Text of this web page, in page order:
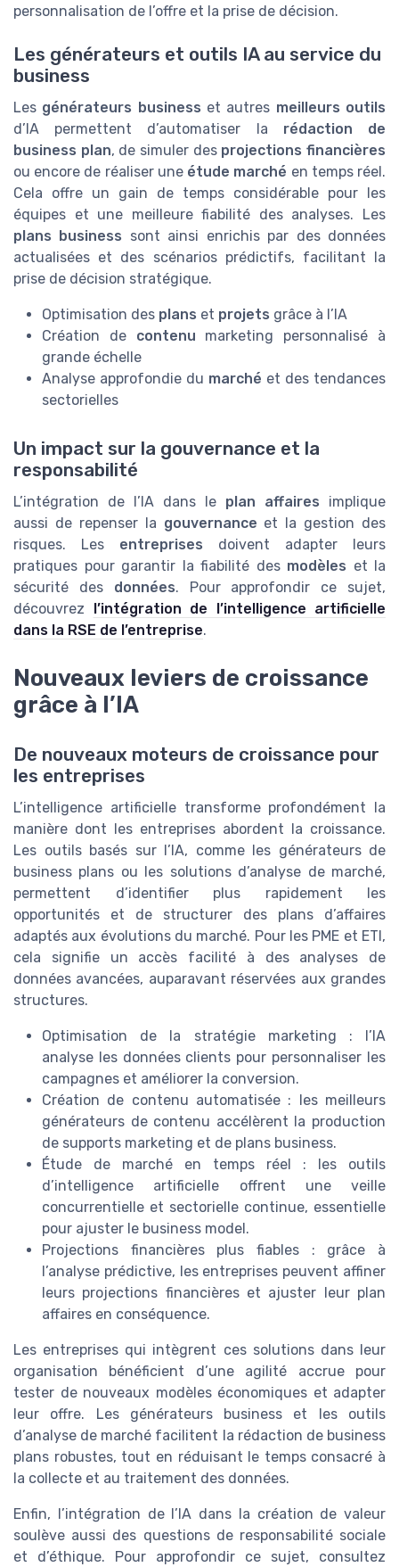
personnalisation de l’offre et la prise de décision.
Les générateurs et outils IA au service du
business
Les générateurs business et autres meilleurs outils
d’IA permettent d’automatiser la rédaction de
business plan, de simuler des projections financières
ou encore de réaliser une étude marché en temps réel.
Cela offre un gain de temps considérable pour les
équipes et une meilleure fiabilité des analyses. Les
plans business sont ainsi enrichis par des données
actualisées et des scénarios prédictifs, facilitant la
prise de décision stratégique.
Optimisation des plans et projets grâce à l’IA
Création de contenu marketing personnalisé à
grande échelle
Analyse approfondie du marché et des tendances
sectorielles
Un impact sur la gouvernance et la
responsabilité
L’intégration de l’IA dans le plan affaires implique
aussi de repenser la gouvernance et la gestion des
risques. Les entreprises doivent adapter leurs
pratiques pour garantir la fiabilité des modèles et la
sécurité des données. Pour approfondir ce sujet,
découvrez l’intégration de l’intelligence artificielle
dans la RSE de l’entreprise.
Nouveaux leviers de croissance
grâce à l’IA
De nouveaux moteurs de croissance pour
les entreprises
L’intelligence artificielle transforme profondément la
manière dont les entreprises abordent la croissance.
Les outils basés sur l’IA, comme les générateurs de
business plans ou les solutions d’analyse de marché,
permettent d’identifier plus rapidement les
opportunités et de structurer des plans d’affaires
adaptés aux évolutions du marché. Pour les PME et ETI,
cela signifie un accès facilité à des analyses de
données avancées, auparavant réservées aux grandes
structures.
Optimisation de la stratégie marketing : l’IA
analyse les données clients pour personnaliser les
campagnes et améliorer la conversion.
Création de contenu automatisée : les meilleurs
générateurs de contenu accélèrent la production
de supports marketing et de plans business.
Étude de marché en temps réel : les outils
d’intelligence artificielle offrent une veille
concurrentielle et sectorielle continue, essentielle
pour ajuster le business model.
Projections financières plus fiables : grâce à
l’analyse prédictive, les entreprises peuvent affiner
leurs projections financières et ajuster leur plan
affaires en conséquence.
Les entreprises qui intègrent ces solutions dans leur
organisation bénéficient d’une agilité accrue pour
tester de nouveaux modèles économiques et adapter
leur offre. Les générateurs business et les outils
d’analyse de marché facilitent la rédaction de business
plans robustes, tout en réduisant le temps consacré à
la collecte et au traitement des données.
Enfin, l’intégration de l’IA dans la création de valeur
soulève aussi des questions de responsabilité sociale
et d’éthique. Pour approfondir ce sujet, consultez